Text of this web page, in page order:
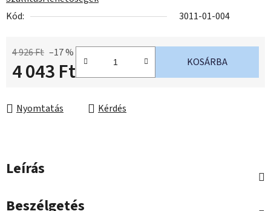
Kód:
3011-01-004
4 926 Ft –17 %
4 043 Ft KOSÁRBA
Nyomtatás Kérdés
Leírás
Beszélgetés